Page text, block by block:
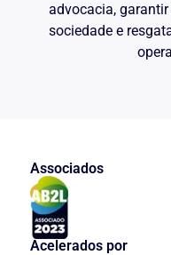
advocacia,
sociedade e
Associados
Acelerados por